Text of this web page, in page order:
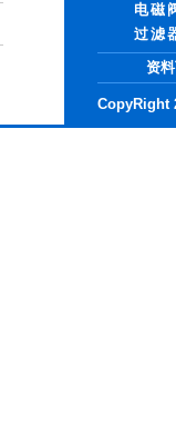
电磁
过滤
资